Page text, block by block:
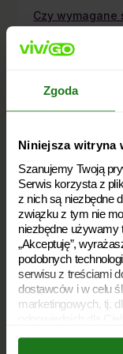
Zgoda
Niniejsza witryna
Szanujemy Twoją
Serwis korzysta z
z nich są niezbędne
związku z tym nie
niezbędne używamy
„Akceptuję”,
podobnych
serwisu z treściami
dostawców i w celu
marketingowych, tj.
Czy wymagane
Czy
Odpowiedź
Tak
Nie